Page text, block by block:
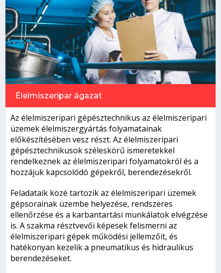
Élelmiszeripar ágazat
Az élelmiszeripari gépésztechnikus az élelmiszeripari
üzemek élelmiszergyártás folyamatainak
előkészítésében vesz részt. Az élelmiszeripari
gépésztechnikusok széleskörű ismeretekkel
rendelkeznek az élelmiszeripari folyamatokról és a
hozzájuk kapcsolódó gépekről, berendezésekről.
Feladataik közé tartozik az élelmiszeripari üzemek
gépsorainak üzembe helyezése, rendszeres
ellenőrzése és a karbantartási munkálatok elvégzése
is. A szakma résztvevői képesek felismerni az
élelmiszeripari gépek működési jellemzőit, és
hatékonyan kezelik a pneumatikus és hidraulikus
berendezéseket.